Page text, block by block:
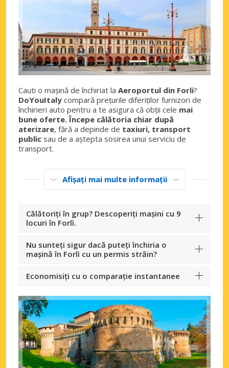
Cauti o mașină de închiriat la Aeroportul din Forli?
DoYouItaly compară prețurile diferiților furnizori de
închirieri auto pentru a te asigura că obții cele mai
bune oferte. Începe călătoria chiar după
aterizare, fără a depinde de taxiuri, transport
public sau de a aștepta sosirea unui serviciu de
transport.
Afișați mai multe informații
Călătoriți în grup? Descoperiți mașini cu 9
locuri în Forlì.
Nu sunteți sigur dacă puteți închiria o
mașină în Forlì cu un permis străin?
Economisiți cu o comparație instantanee